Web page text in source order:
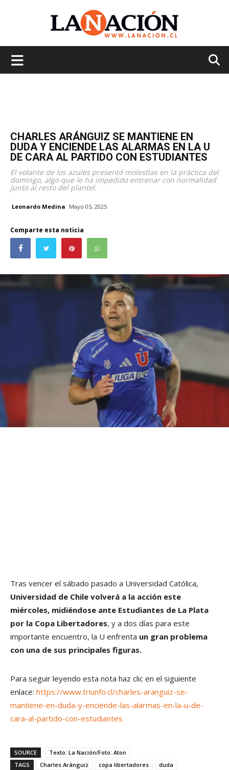
CHARLES ARÁNGUIZ SE MANTIENE EN
DUDA Y ENCIENDE LAS ALARMAS EN LA U
DE CARA AL PARTIDO CON ESTUDIANTES
El volante de los azules presentó molestias en la práctica del
domingo, algo que le ha impedido entrenar con normalidad
junto al resto del plantel.
Leonardo Medina Mayo 05, 2025
Comparte esta noticia
Tras vencer el sábado pasado a Universidad Católica,
Universidad de Chile volverá a la acción este
miércoles, midiéndose ante Estudiantes de La Plata
por la Copa Libertadores, y a dos días para este
importante encuentro, la U enfrenta un gran problema
con una de sus principales figuras.
Para seguir leyendo esta nota haz clic en el siguiente
enlace: https://www.triunfo.cl/charles-aranguiz-se-
mantiene-en-duda-y-enciende-las-alarmas-en-la-u-de-
cara-al-partido-con-estudiantes
SOURCE
Texto: La Nación/Foto: Aton
TAGS
Charles Aránguiz copa libertadores
duda